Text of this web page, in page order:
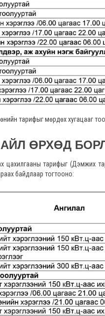
тарифыг мөрдөх хугацааг
АЙЛ ӨРХӨД
цахилгааны тарифыг (Дэмжих
байдлаар тогтооно: